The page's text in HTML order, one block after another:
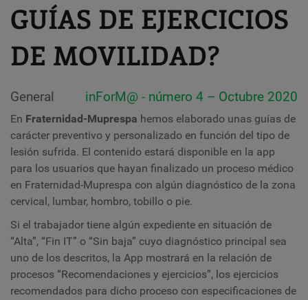
GUÍAS DE EJERCICIOS
DE MOVILIDAD?
General inForM@ - número 4 – Octubre 2020
En Fraternidad-Muprespa hemos elaborado unas guías de
carácter preventivo y personalizado en función del tipo de
lesión sufrida. El contenido estará disponible en la app
para los usuarios que hayan finalizado un proceso médico
en Fraternidad-Muprespa con algún diagnóstico de la zona
cervical, lumbar, hombro, tobillo o pie.
Si el trabajador tiene algún expediente en situación de
“Alta”, “Fin IT” o “Sin baja” cuyo diagnóstico principal sea
uno de los descritos, la App mostrará en la relación de
procesos “Recomendaciones y ejercicios”, los ejercicios
recomendados para dicho proceso con especificaciones de